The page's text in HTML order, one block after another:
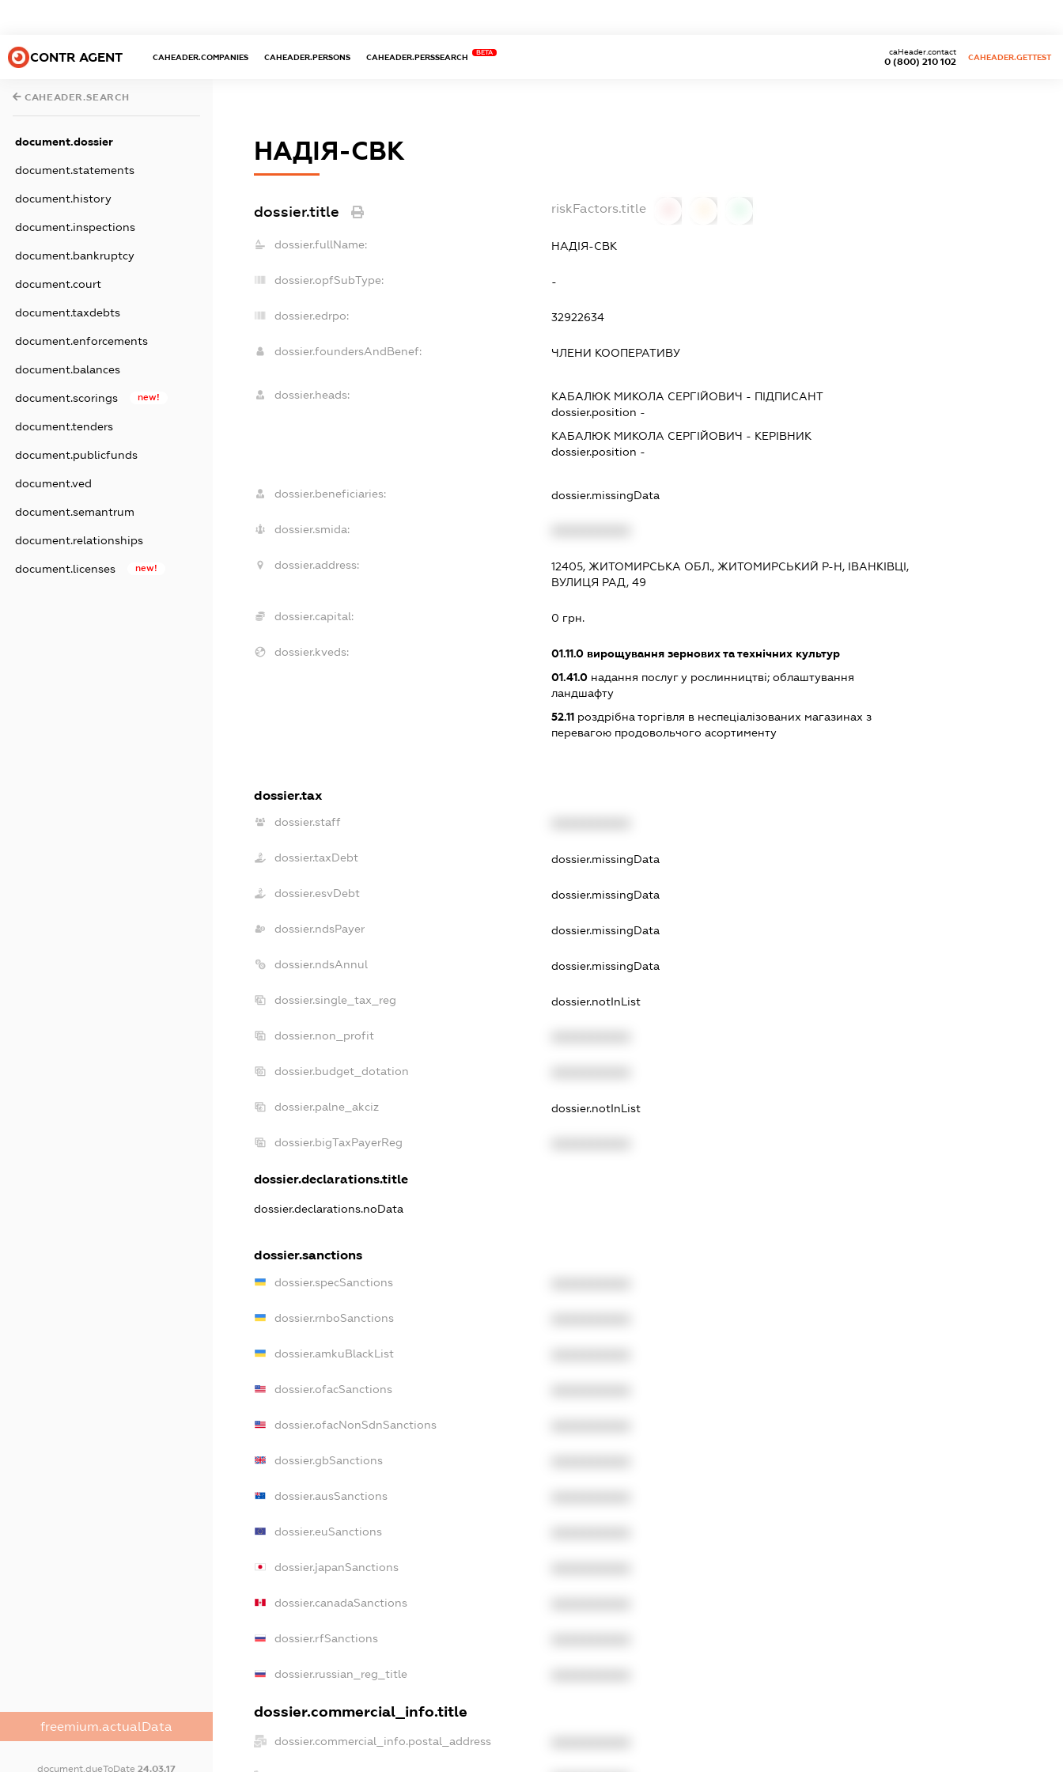
CONTR AGENT CAHEADER.COMPANIES CAHEADER.PERSONS CAHEADER.PERSSEARCH
BETA
0 (800) 210 102
caHeader.contact
CAHEADER.GETTEST
CAHEADER.SEARCH
document.dossier
document.statements
document.history
document.inspections
document.bankruptcy
document.court
document.taxdebts
document.enforcements
document.balances
document.scorings new!
document.tenders
document.publicfunds
document.ved
document.semantrum
document.relationships
document.licenses new!
freemium.actualData
document.dueToDate 24.03.17
НАДІЯ-СВК
dossier.title riskFactors.title
dossier.fullName: НАДІЯ-СВК
dossier.opfSubType: -
dossier.edrpo: 32922634
dossier.foundersAndBenef: ЧЛЕНИ КООПЕРАТИВУ
dossier.heads: КАБАЛЮК МИКОЛА СЕРГІЙОВИЧ - ПІДПИСАНТ
dossier.position -
КАБАЛЮК МИКОЛА СЕРГІЙОВИЧ - КЕРІВНИК
dossier.position -
dossier.beneficiaries: dossier.missingData
dossier.smida:
dossier.address:
12405, ЖИТОМИРСЬКА ОБЛ., ЖИТОМИРСЬКИЙ Р-Н, ІВАНКІВЦІ,
ВУЛИЦЯ РАД, 49
dossier.capital: 0 грн.
dossier.kveds: 01.11.0 вирощування зернових та технічних культур
01.41.0 надання послуг у рослинництві; облаштування
ландшафту
52.11 роздрібна торгівля в неспеціалізованих магазинах з
перевагою продовольчого асортименту
dossier.tax
dossier.staff
dossier.taxDebt dossier.missingData
dossier.esvDebt dossier.missingData
dossier.ndsPayer dossier.missingData
dossier.ndsAnnul dossier.missingData
dossier.single_tax_reg dossier.notInList
dossier.non_profit
dossier.budget_dotation
dossier.palne_akciz dossier.notInList
dossier.bigTaxPayerReg
dossier.declarations.title
dossier.declarations.noData
dossier.sanctions
dossier.specSanctions
dossier.rnboSanctions
dossier.amkuBlackList
dossier.ofacSanctions
dossier.ofacNonSdnSanctions
dossier.gbSanctions
dossier.ausSanctions
dossier.euSanctions
dossier.japanSanctions
dossier.canadaSanctions
dossier.rfSanctions
dossier.russian_reg_title
dossier.commercial_info.title
dossier.commercial_info.postal_address